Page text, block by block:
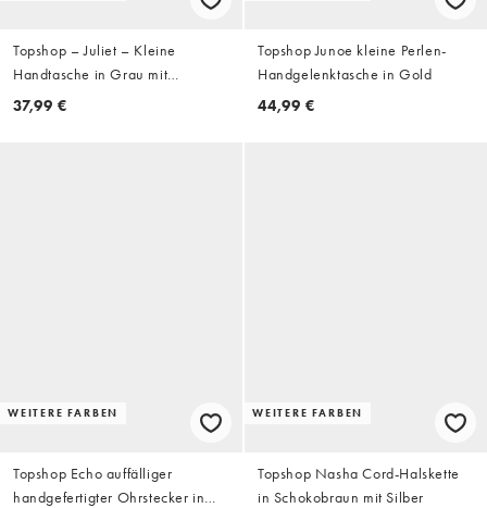
Topshop – Juliet – Kleine
Handtasche in Grau mit
Fransenbesatz
37,99 €
Topshop Junoe kleine Perlen-
Handgelenktasche in Gold
44,99 €
WEITERE FARBEN
Topshop Echo auffälliger
handgefertigter Ohrstecker in
WEITERE FARBEN
Topshop Nasha Cord-Halskette
in Schokobraun mit Silber